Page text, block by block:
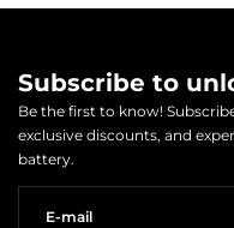
Subscribe to
Be the first to know!
exclusive discounts, and
battery.